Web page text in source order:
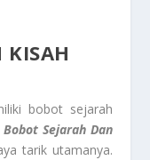
KISAH
bobot sejarah
Bobot Sejarah Dan
tarik utamanya.